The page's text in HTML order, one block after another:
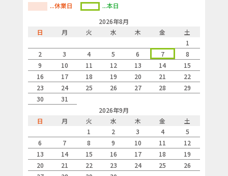
...休業日
...本日
2026年8月
日
月 火 水 木 金
土
1
2
3 4 5 6 7
8
9
10 11 12 13 14
15
16
17 18 19 20 21
22
23
24 25 26 27 28
29
30
31
2026年9月
日
月 火 水 木 金
土
1
2 3 4
5
6
7 8 9 10 11
12
13
14 15 16 17 18
19
20
21 22 23 24 25
26